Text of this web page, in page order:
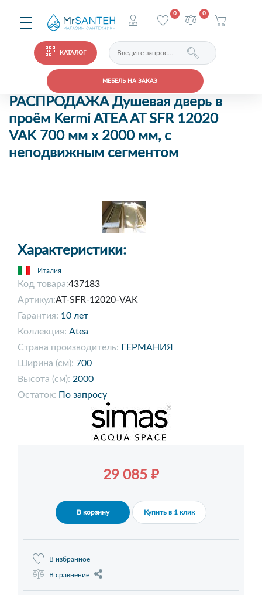
КАТАЛОГ
МЕБЕЛЬ НА ЗАКАЗ
0 0
РАСПРОДАЖА Душевая дверь в
проём Kermi ATEA AT SFR 12020
VAK 700 мм х 2000 мм, с
неподвижным сегментом
Характеристики:
Италия
Код товара:437183
Артикул:AT-SFR-12020-VAK
Гарантия: 10 лет
Коллекция: Atea
Страна производитель: ГЕРМАНИЯ
Ширина (см): 700
Высота (см): 2000
Остаток: По запросу
29 085 ₽
В корзину Купить в 1 клик
В избранное
В сравнение